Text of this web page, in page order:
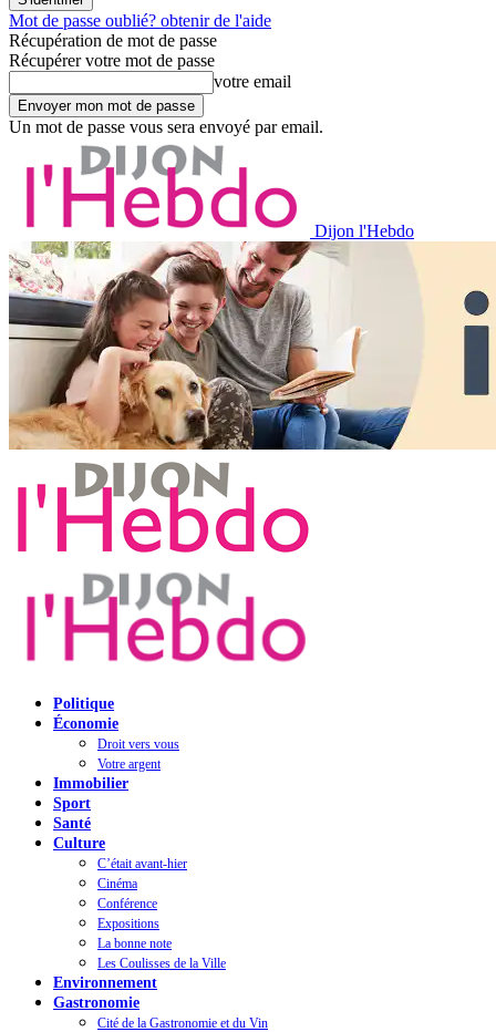
Mot de passe oublié? obtenir de l'aide
Récupération de mot de passe
Récupérer votre mot de passe
votre email
Un mot de passe vous sera envoyé par email.
Dijon l'Hebdo
Politique
Économie
Droit vers vous
Votre argent
Immobilier
Sport
Santé
Culture
C’était avant-hier
Cinéma
Conférence
Expositions
La bonne note
Les Coulisses de la Ville
Environnement
Gastronomie
Cité de la Gastronomie et du Vin